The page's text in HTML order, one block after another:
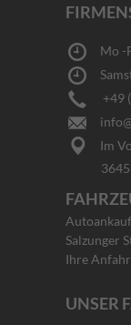
Mo -
+49
Im
36456
Salzunger
Ihre
UNSER